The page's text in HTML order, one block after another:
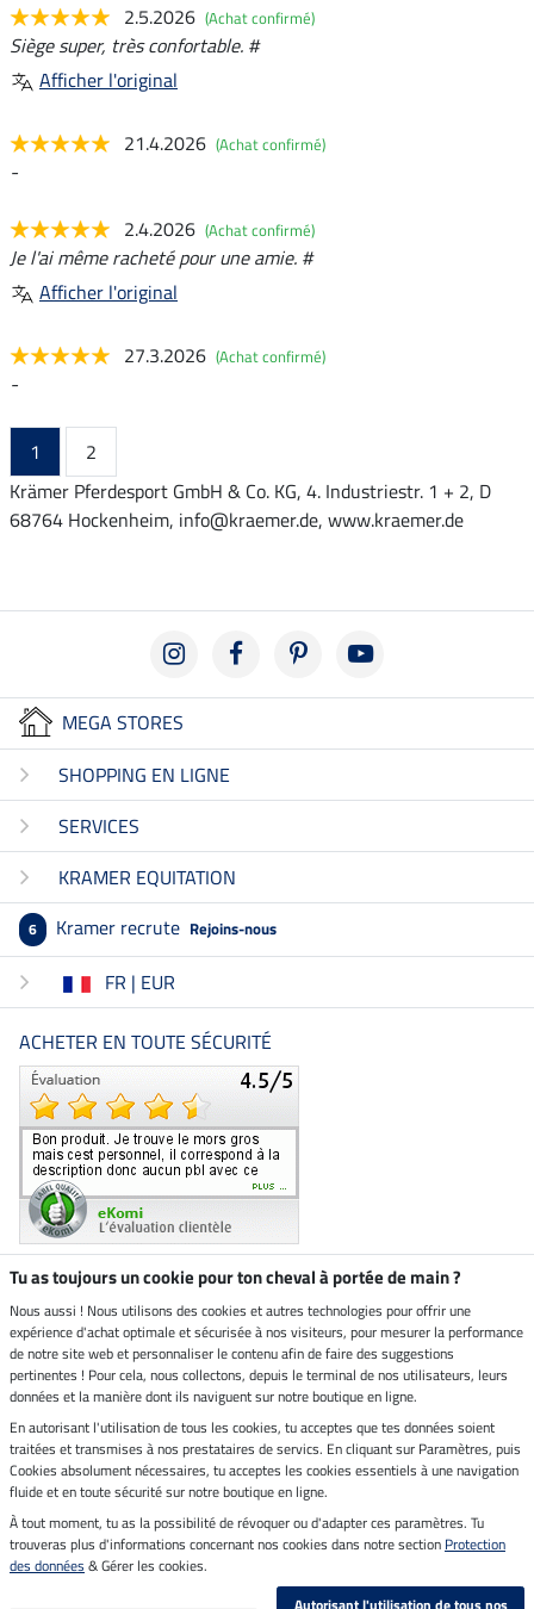
2.5.2026 (Achat confirmé)
Siège super, très confortable. #
Afficher l'original
21.4.2026 (Achat confirmé)
-
2.4.2026 (Achat confirmé)
Je l'ai même racheté pour une amie. #
Afficher l'original
27.3.2026 (Achat confirmé)
-
1
2
Krämer Pferdesport GmbH & Co. KG, 4. Industriestr. 1 + 2, D
68764 Hockenheim, info@kraemer.de, www.kraemer.de
MEGA STORES
SHOPPING EN LIGNE
SERVICES
KRAMER EQUITATION
6 Kramer recrute Rejoins-nous
FR | EUR
ACHETER EN TOUTE SÉCURITÉ
Boutique climatiquement
neutre
Livraison par
Paiement sécurisé
Mentions légales
Dernière actualisation le 09.08.2026 à 14:26
Tu as toujours un cookie pour ton cheval à portée de main ?
Nous aussi ! Nous utilisons des cookies et autres technologies pour offrir une
expérience d'achat optimale et sécurisée à nos visiteurs, pour mesurer la performance
de notre site web et personnaliser le contenu afin de faire des suggestions
pertinentes ! Pour cela, nous collectons, depuis le terminal de nos utilisateurs, leurs
données et la manière dont ils naviguent sur notre boutique en ligne.
En autorisant l'utilisation de tous les cookies, tu acceptes que tes données soient
traitées et transmises à nos prestataires de servics. En cliquant sur Paramètres, puis
Cookies absolument nécessaires, tu acceptes les cookies essentiels à une navigation
fluide et en toute sécurité sur notre boutique en ligne.
À tout moment, tu as la possibilité de révoquer ou d'adapter ces paramètres. Tu
trouveras plus d'informations concernant nos cookies dans notre section Protection
des données & Gérer les cookies.